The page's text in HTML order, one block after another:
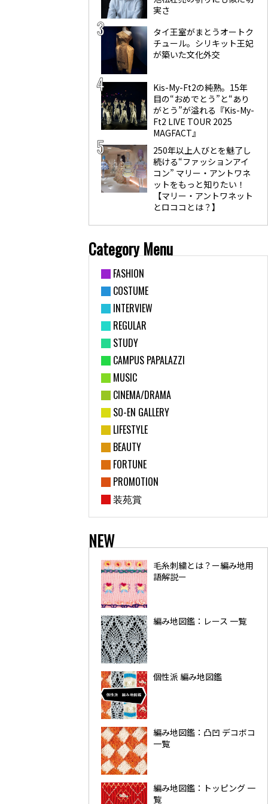
実さ
タイ王室がまとうオートク
チュール。シリキット王妃
が築いた文化外交
Kis-My-Ft2の純熟。15年
目の“おめでとう”と“あり
がとう”が溢れる『Kis-My-
Ft2 LIVE TOUR 2025
MAGFACT』
250年以上人びとを魅了し
続ける“ファッションアイ
コン” マリー・アントワネ
ットをもっと知りたい！
【マリー・アントワネット
とロココとは？】
Category Menu
FASHION
COSTUME
INTERVIEW
REGULAR
STUDY
CAMPUS PAPALAZZI
MUSIC
CINEMA/DRAMA
SO-EN GALLERY
LIFESTYLE
BEAUTY
FORTUNE
PROMOTION
装苑賞
NEW
毛糸刺繍とは？ー編み地用
語解説ー
編み地図鑑：レース 一覧
個性派 編み地図鑑
編み地図鑑：凸凹 デコボコ
一覧
編み地図鑑：トッピング 一
覧